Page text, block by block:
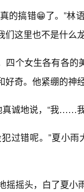
的搞错😁了。”林
们这里也不是什么
四个女生各有各
好奇。他紧绷的神
真诚地说，“我……
过错呢。”夏小
摇头，白了夏小